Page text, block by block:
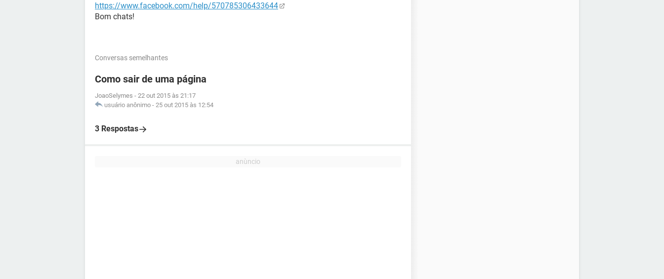
https://www.facebook.com/help/570785306433644
Bom chats!
Conversas semelhantes
Como sair de uma página
JoaoSelymes - 22 out 2015 às 21:17
usuário anônimo - 25 out 2015 às 12:54
3 Respostas